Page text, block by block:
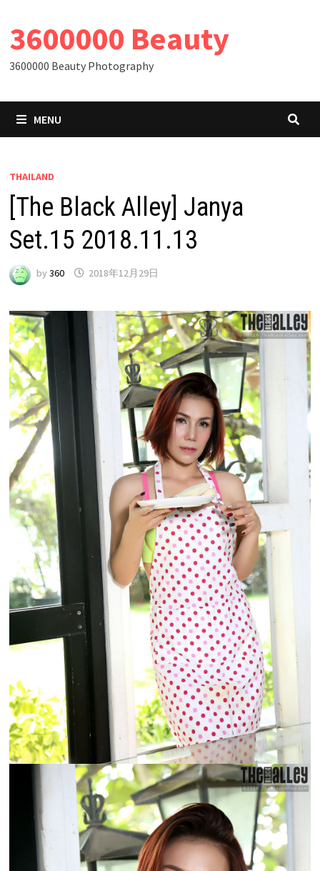
to
content
3600000 Beauty
3600000 Beauty Photography
MENU
THAILAND
[The Black Alley] Janya
Set.15 2018.11.13
by 360 2018年12月29日